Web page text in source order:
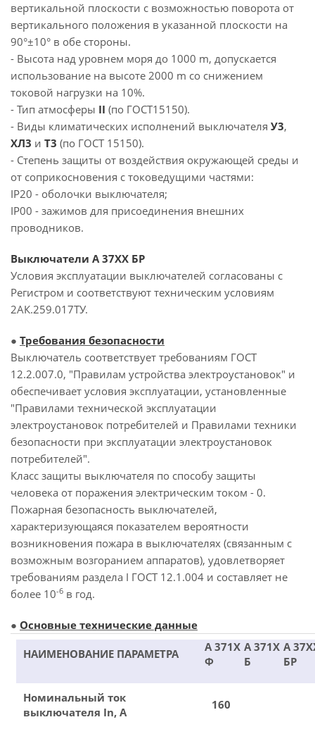
вертикальной плоскости с возможностью поворота от
вертикального положения в указанной плоскости на
90°±10° в обе стороны.
- Высота над уровнем моря до 1000 m, допускается
использование на высоте 2000 m со снижением
токовой нагрузки на 10%.
- Тип атмосферы II (по ГОСТ15150).
- Виды климатических исполнений выключателя У3,
ХЛ3 и Т3 (по ГОСТ 15150).
- Степень защиты от воздействия окружающей среды и
от соприкосновения с токоведущими частями:
IP20 - оболочки выключателя;
IP00 - зажимов для присоединения внешних
проводников.
Выключатели А 37ХХ БР
Условия эксплуатации выключателей согласованы с
Регистром и соответствуют техническим условиям
2АК.259.017ТУ.
● Требования безопасности
Выключатель соответствует требованиям ГОСТ
12.2.007.0, "Правилам устройства электроустановок" и
обеспечивает условия эксплуатации, установленные
"Правилами технической эксплуатации
электроустановок потребителей и Правилами техники
безопасности при эксплуатации электроустановок
потребителей".
Класс защиты выключателя по способу защиты
человека от поражения электрическим током - 0.
Пожарная безопасность выключателей,
характеризующаяся показателем вероятности
возникновения пожара в выключателях (связанным с
возможным возгоранием аппаратов), удовлетворяет
требованиям раздела I ГОСТ 12.1.004 и составляет не
более 10-6 в год.
● Основные технические данные
НАИМЕНОВАНИЕ ПАРАМЕТРА
А 371Х
Ф
А 371Х
Б
А
БР
Номинальный ток
выключателя In, A
160